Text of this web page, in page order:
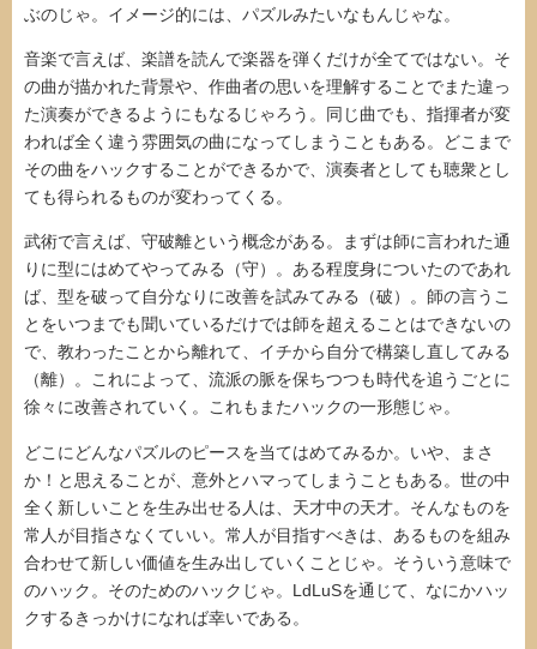
ぶのじゃ。イメージ的には、パズルみたいなもんじゃな。
音楽で言えば、楽譜を読んで楽器を弾くだけが全てではない。そ
の曲が描かれた背景や、作曲者の思いを理解することでまた違っ
た演奏ができるようにもなるじゃろう。同じ曲でも、指揮者が変
われば全く違う雰囲気の曲になってしまうこともある。どこまで
その曲をハックすることができるかで、演奏者としても聴衆とし
ても得られるものが変わってくる。
武術で言えば、守破離という概念がある。まずは師に言われた通
りに型にはめてやってみる（守）。ある程度身についたのであれ
ば、型を破って自分なりに改善を試みてみる（破）。師の言うこ
とをいつまでも聞いているだけでは師を超えることはできないの
で、教わったことから離れて、イチから自分で構築し直してみる
（離）。これによって、流派の脈を保ちつつも時代を追うごとに
徐々に改善されていく。これもまたハックの一形態じゃ。
どこにどんなパズルのピースを当てはめてみるか。いや、まさ
か！と思えることが、意外とハマってしまうこともある。世の中
全く新しいことを生み出せる人は、天才中の天才。そんなものを
常人が目指さなくていい。常人が目指すべきは、あるものを組み
合わせて新しい価値を生み出していくことじゃ。そういう意味で
のハック。そのためのハックじゃ。LdLuSを通じて、なにかハッ
クするきっかけになれば幸いである。